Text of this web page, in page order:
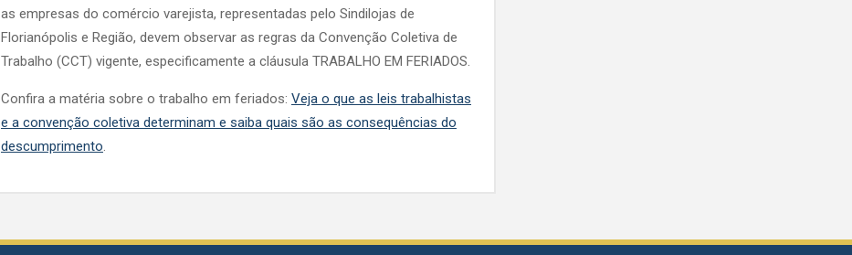
as empresas do comércio varejista, representadas pelo Sindilojas de
Florianópolis e Região, devem observar as regras da Convenção Coletiva de
Trabalho (CCT) vigente, especificamente a cláusula TRABALHO EM FERIADOS.
Confira a matéria sobre o trabalho em feriados: Veja o que as leis trabalhistas
e a convenção coletiva determinam e saiba quais são as consequências do
descumprimento.